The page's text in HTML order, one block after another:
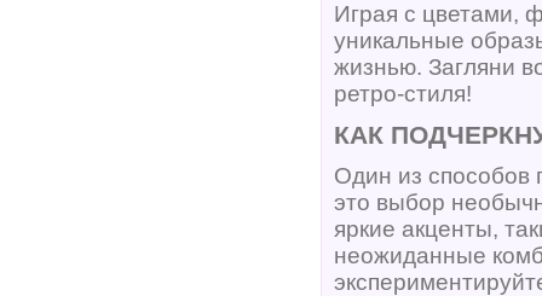
Играя с цветами,
уникальные
жизнью. Загляни
ретро-стиля!
КАК
Один из способов
это выбор
яркие акценты,
неожиданные